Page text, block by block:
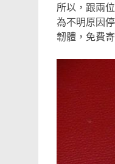
所以，跟兩
為不明原因
韌體，免費